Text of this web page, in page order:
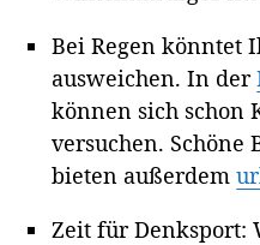
Bei Regen könntet
ausweichen. In der
können sich schon
versuchen.
bieten außerdem
Zeit für Denksport: